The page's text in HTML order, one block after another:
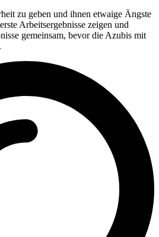
zu geben und ihnen etwaige Ängste
Arbeitsergebnisse zeigen und
gemeinsam, bevor die Azubis mit